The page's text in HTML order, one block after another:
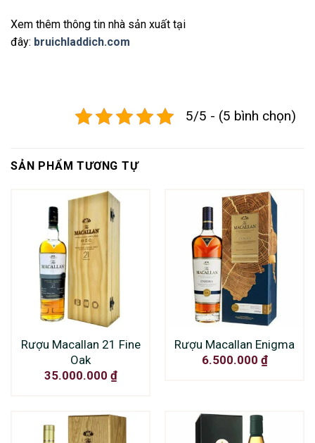
Xem thêm thông tin nhà sản xuất tại
đây: bruichladdich.com
5/5 - (5 bình chọn)
SẢN PHẨM TƯƠNG TỰ
Rượu Macallan 21 Fine
Oak
35.000.000 ₫
Rượu Macallan Enigma
6.500.000 ₫